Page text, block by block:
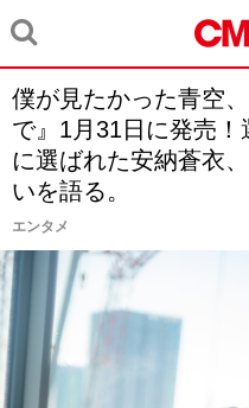
僕が見たかった青空
で』1月31日に発売！
に選ばれた安納蒼衣
いを語る。
エンタメ